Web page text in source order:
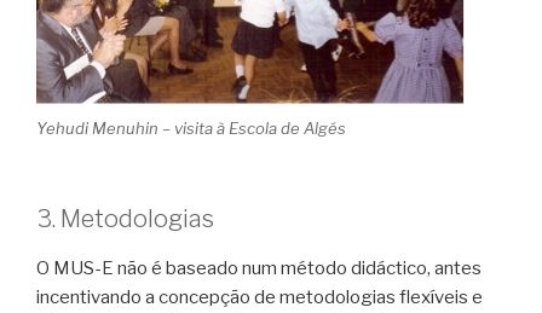
Yehudi Menuhin – visita à Escola de Algés
3. Metodologias
O MUS-E não é baseado num método didáctico, antes
incentivando a concepção de metodologias flexíveis e